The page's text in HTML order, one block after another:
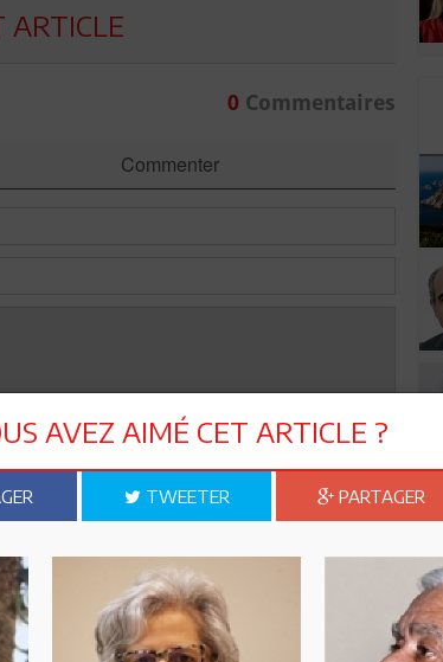
ARTICLE
0Commentaires
Commenter
Envoyer
AVEZ AIMÉ CET ARTICLE ?
TWEETER PARTAGER